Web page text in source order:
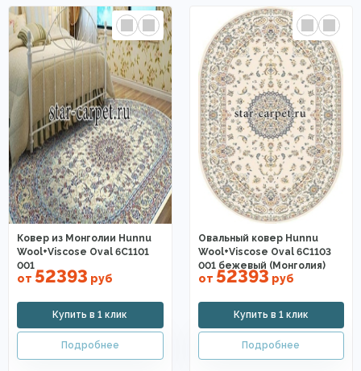
Ковер из Монголии Hunnu
Wool+Viscose Oval 6C1101
001
от 52393 руб
Овальный ковер Hunnu
Wool+Viscose Oval 6C1103
001 бежевый (Монголия)
от 52393 руб